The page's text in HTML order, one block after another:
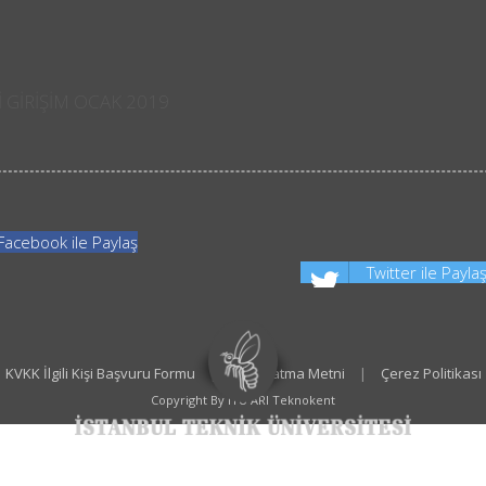
ile Paylaş
Twitter ile Paylaş
KVKK İlgili Kişi Başvuru Formu | Aydınlatma Metni | Çerez Politikası
Copyright By İTÜ ARI Teknokent